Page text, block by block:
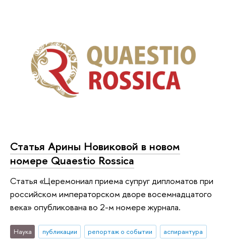
Статья Арины Новиковой в новом
номере Quaestio Rossica
Статья «Церемониал приема супруг дипломатов при
российском императорском дворе восемнадцатого
века» опубликована во 2-м номере журнала.
Наука публикации репортаж о событии аспирантура